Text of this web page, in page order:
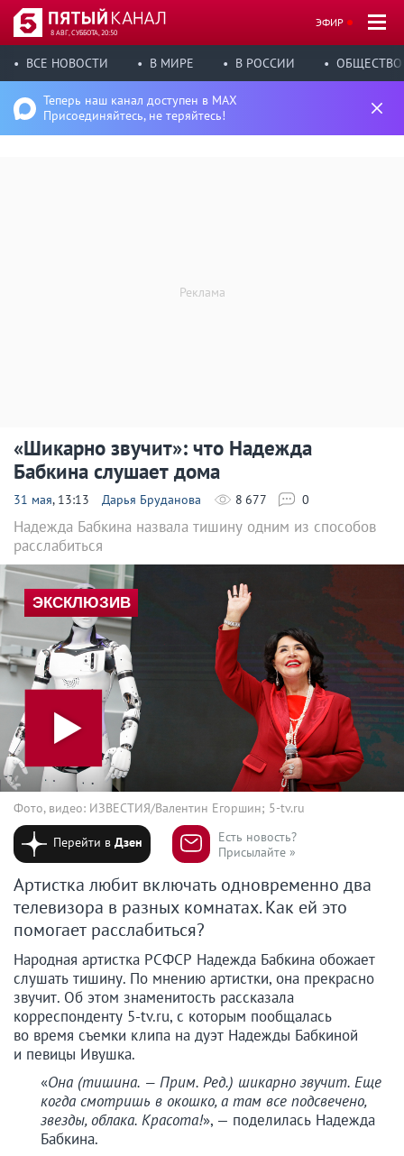
8 АВГ, СУББОТА, 20:50
ЭФИР
ВСЕ НОВОСТИ В МИРЕ В РОССИИ ОБЩЕСТВО
Теперь наш канал доступен в MAX
Присоединяйтесь, не теряйтесь!
«Шикарно звучит»: что Надежда
Бабкина слушает дома
31 мая, 13:13 Дарья Бруданова 8 677 0
Надежда Бабкина назвала тишину одним из способов
расслабиться
Фото, видео: ИЗВЕСТИЯ/Валентин Егоршин; 5-tv.ru
Перейти вДзен
Есть новость?
Присылайте »
Артистка любит включать одновременно два
телевизора в разных комнатах. Как ей это
помогает расслабиться?
Народная артистка РСФСР Надежда Бабкина обожает
слушать тишину. По мнению артистки, она прекрасно
звучит. Об этом знаменитость рассказала
корреспонденту 5-tv.ru, с которым пообщалась
во время съемки клипа на дуэт Надежды Бабкиной
и певицы Ивушка.
«Она (тишина. — Прим. Ред.) шикарно звучит. Еще
когда смотришь в окошко, а там все подсвечено,
звезды, облака. Красота!», — поделилась Надежда
Бабкина.